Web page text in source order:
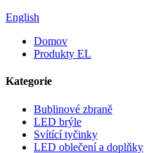
English
Domov
Produkty EL
Kategorie
Bublinové zbraně
LED brýle
Svítící tyčinky
LED oblečení a doplňky